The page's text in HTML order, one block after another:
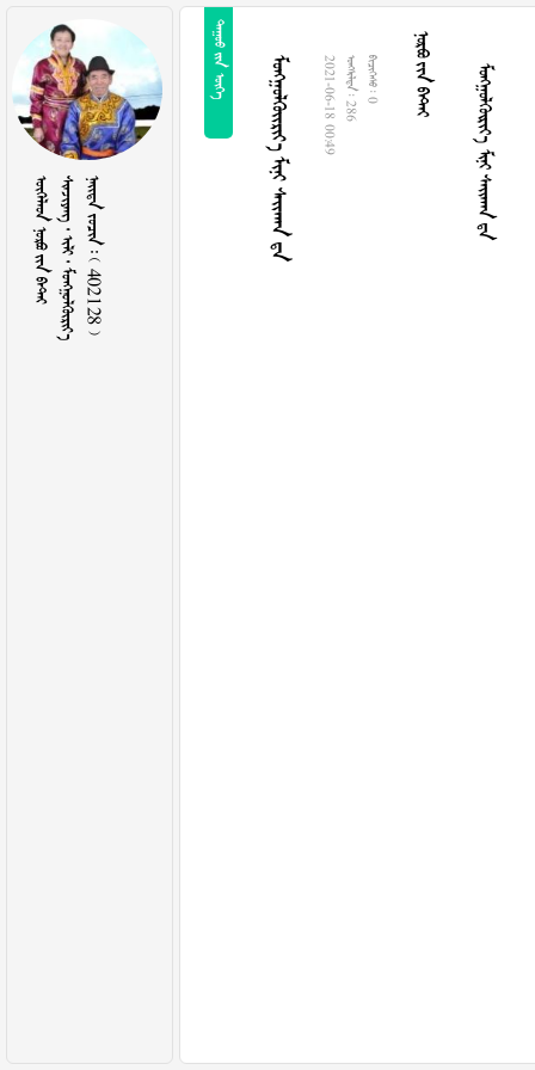
           402128 
       2021-06-18 00:49  286  0       